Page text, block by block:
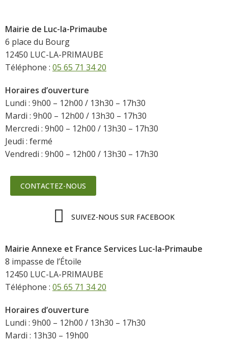
Mairie de Luc-la-Primaube
6 place du Bourg
12450 LUC-LA-PRIMAUBE
Téléphone : 05 65 71 34 20
Horaires d’ouverture
Lundi : 9h00 – 12h00 / 13h30 – 17h30
Mardi : 9h00 – 12h00 / 13h30 – 17h30
Mercredi : 9h00 – 12h00 / 13h30 – 17h30
Jeudi : fermé
Vendredi : 9h00 – 12h00 / 13h30 – 17h30
CONTACTEZ-NOUS
SUIVEZ-NOUS SUR FACEBOOK
Mairie Annexe et France Services Luc-la-Primaube
8 impasse de l’Étoile
12450 LUC-LA-PRIMAUBE
Téléphone : 05 65 71 34 20
Horaires d’ouverture
Lundi : 9h00 – 12h00 / 13h30 – 17h30
Mardi : 13h30 – 19h00